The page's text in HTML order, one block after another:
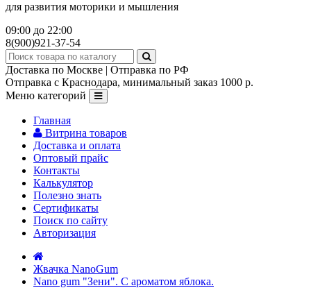
для развития моторики и мышления
09:00 до 22:00
8(900)921-37-54
Доставка по Москве | Отправка по РФ
Отправка с Краснодара, минимальный заказ 1000 р.
Меню категорий
Главная
Витрина товаров
Доставка и оплата
Оптовый прайс
Контакты
Калькулятор
Полезно знать
Сертификаты
Поиск по сайту
Авторизация
Жвачка NanoGum
Nano gum "Зени". С ароматом яблока.